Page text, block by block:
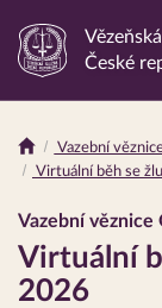
Odkaz
stránku
České
Drobečková
Vazební
Virtuální běh se
Vazební věznice
Virtuální
2026